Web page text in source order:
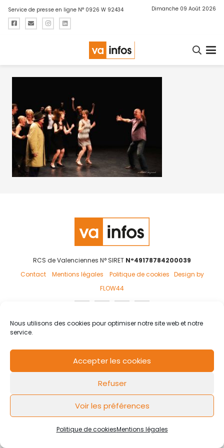
Nous utilisons des cookies pour optimiser notre site web et notre
service.
Accepter les cookies
Refuser
Voir les préférences
Politique de cookiesMentions légales
Service de presse en ligne N° 0926 W 92434 Dimanche 09 Août 2026
RCS de Valenciennes N° SIRET N°49178784200039
Contact
Mentions légales Politique de cookies Design by
FLOW44